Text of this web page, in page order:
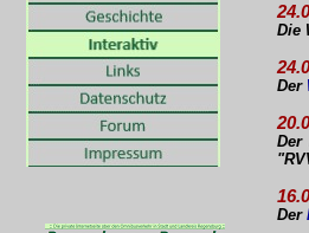
Die
Der
Der
Der